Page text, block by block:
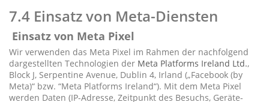
7.4 Einsatz von Meta-Diensten
Einsatz von Meta Pixel
Wir verwenden das Meta Pixel im Rahmen der nachfolgend
dargestellten Technologien der Meta Platforms Ireland Ltd.,
Block J, Serpentine Avenue, Dublin 4, Irland („Facebook (by
Meta)“ bzw. “Meta Platforms Ireland“). Mit dem Meta Pixel
werden Daten (IP-Adresse, Zeitpunkt des Besuchs, Geräte-